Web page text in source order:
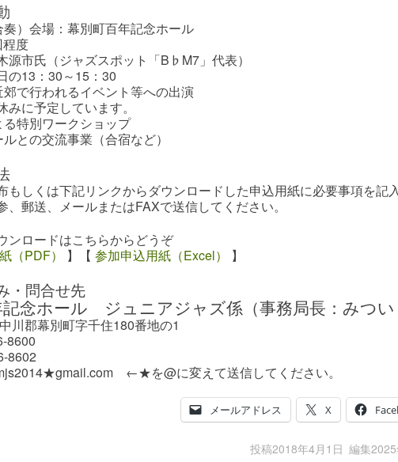
）会場：幕別町百年記念ホール
程度
源市氏（ジャズスポット「B♭M7」代表）
の13：30～15：30
で行われるイベント等への出演
みに予定しています。
特別ワークショップ
との交流事業（合宿など）
もしくは下記リンクからダウンロードした申込用紙に必要事項を記入
、郵送、メールまたはFAXで送信してください。
ンロードはこちらからどうぞ
（PDF） 】【 参加申込用紙（Excel） 】
・問合せ先
念ホール ジュニアジャズ係（事務局長：みつい
川郡幕別町字千住180番地の1
8600
8602
←★を@に変えて送信してください。
メールアドレス X
投稿2018年4月1日 編集